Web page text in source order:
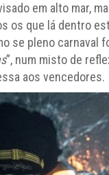
em alto mar,
os que lá dentro
se pleno carnaval
”, num misto de
aos vencedores.